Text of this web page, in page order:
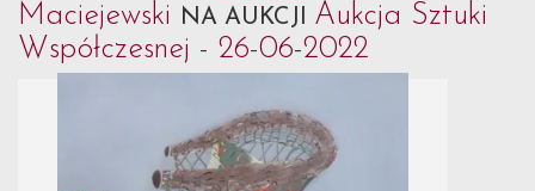
Maciejewski NA AUKCJI Aukcja Sztuki
Współczesnej - 26-06-2022